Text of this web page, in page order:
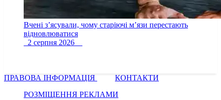
Вчені з’ясували, чому старіючі м’язи перестають
відновлюватися
2 серпня 2026
ПРАВОВА ІНФОРМАЦІЯ
КОНТАКТИ
РОЗМІЩЕННЯ РЕКЛАМИ